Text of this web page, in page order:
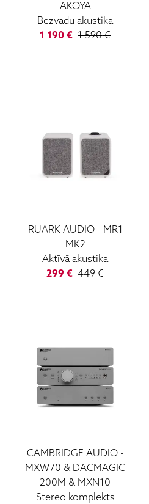
AKOYA
Bezvadu akustika
1 190 € 1 590€
RUARK AUDIO- MR1
MK2
Aktīvā akustika
299 € 449€
CAMBRIDGE AUDIO-
MXW70 & DACMAGIC
200M & MXN10
Stereo komplekts